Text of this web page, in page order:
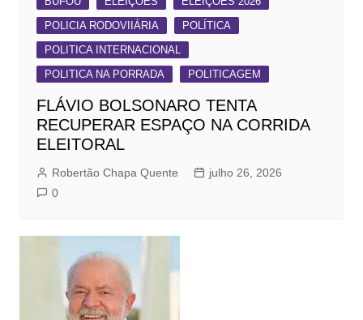
POLICIA RODOVIIÁRIA
POLÍTICA
POLITICA INTERNACIONAL
POLITICA NA PORRADA
POLITICAGEM
FLÁVIO BOLSONARO TENTA
RECUPERAR ESPAÇO NA CORRIDA
ELEITORAL
Robertão Chapa Quente
julho 26, 2026
0